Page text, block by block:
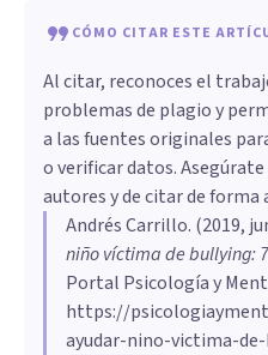
CÓMO CITAR ESTE
Al citar, reconoces el
problemas de plagio y
a las fuentes originales
o verificar datos.
autores y de citar de forma
Andrés Carrillo. (2019,
niño víctima de bullying:
Portal Psicología y
https://
ayudar-nino-victima-